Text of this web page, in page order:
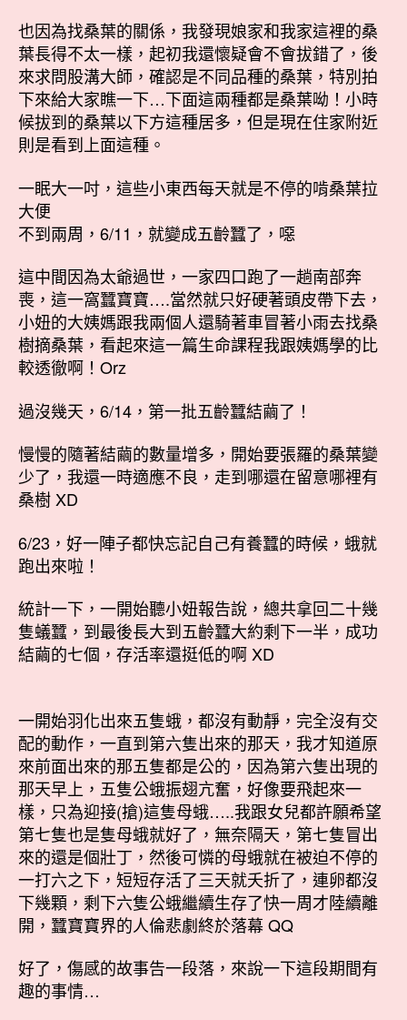
也因為找桑葉的關係，我發現娘家和我家這裡的桑
葉長得不太一樣，起初我還懷疑會不會拔錯了，後
來求問股溝大師，確認是不同品種的桑葉，特別拍
下來給大家瞧一下…下面這兩種都是桑葉呦！小時
候拔到的桑葉以下方這種居多，但是現在住家附近
則是看到上面這種。
一眠大一吋，這些小東西每天就是不停的啃桑葉拉
大便
不到兩周，6/11，就變成五齡蠶了，噁
這中間因為太爺過世，一家四口跑了一趟南部奔
喪，這一窩蠶寶寶….當然就只好硬著頭皮帶下去，
小妞的大姨媽跟我兩個人還騎著車冒著小雨去找桑
樹摘桑葉，看起來這一篇生命課程我跟姨媽學的比
較透徹啊！Orz
過沒幾天，6/14，第一批五齡蠶結繭了！
慢慢的隨著結繭的數量增多，開始要張羅的桑葉變
少了，我還一時適應不良，走到哪還在留意哪裡有
桑樹 XD
6/23，好一陣子都快忘記自己有養蠶的時候，蛾就
跑出來啦！
統計一下，一開始聽小妞報告說，總共拿回二十幾
隻蟻蠶，到最後長大到五齡蠶大約剩下一半，成功
結繭的七個，存活率還挺低的啊 XD
一開始羽化出來五隻蛾，都沒有動靜，完全沒有交
配的動作，一直到第六隻出來的那天，我才知道原
來前面出來的那五隻都是公的，因為第六隻出現的
那天早上，五隻公蛾振翅亢奮，好像要飛起來一
樣，只為迎接(搶)這隻母蛾…..我跟女兒都許願希望
第七隻也是隻母蛾就好了，無奈隔天，第七隻冒出
來的還是個壯丁，然後可憐的母蛾就在被迫不停的
一打六之下，短短存活了三天就夭折了，連卵都沒
下幾顆，剩下六隻公蛾繼續生存了快一周才陸續離
開，蠶寶寶界的人倫悲劇終於落幕 QQ
好了，傷感的故事告一段落，來說一下這段期間有
趣的事情…